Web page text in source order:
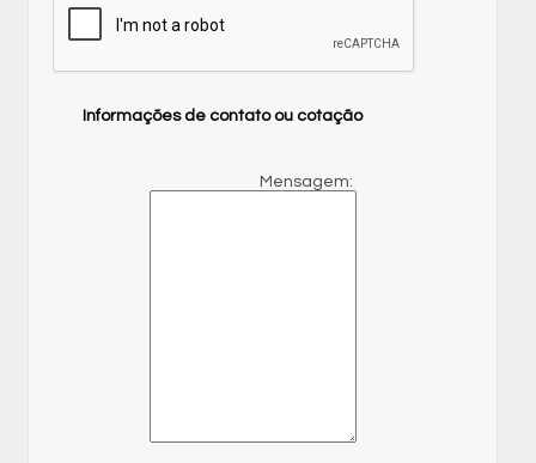
Informações de contato ou cotação
Mensagem: